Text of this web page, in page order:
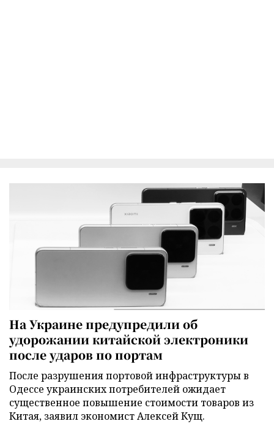
На Украине предупредили об
удорожании китайской электроники
после ударов по портам
После разрушения портовой инфраструктуры в
Одессе украинских потребителей ожидает
существенное повышение стоимости товаров из
Китая, заявил экономист Алексей Кущ.